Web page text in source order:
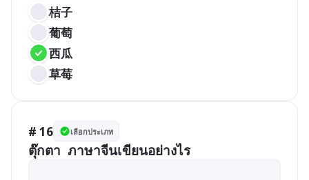
桔子
葡萄
西瓜
草莓
# 16 เลือกประเภท